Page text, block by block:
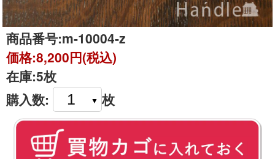
商品番号:m-10004-z
価格:8,200円(税込)
在庫:5枚
購入数:
枚